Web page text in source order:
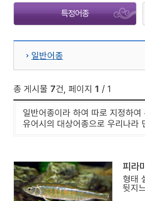
특정어종
일반어종
총 게시물 7건, 페이지 1 / 1
일반어종이라 하여 따로 지정하
유어시의 대상어종으로 우리나라
피라
형태
뒷지